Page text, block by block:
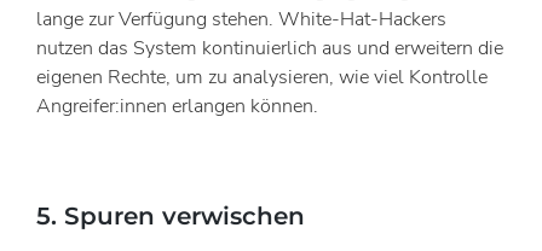
lange zur Verfügung stehen. White-Hat-Hackers
nutzen das System kontinuierlich aus und erweitern die
eigenen Rechte, um zu analysieren, wie viel Kontrolle
Angreifer:innen erlangen können.
5. Spuren verwischen